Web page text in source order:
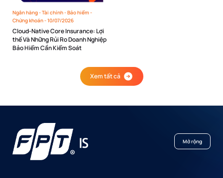
Ngân hàng - Tài chính - Bảo hiểm -
Chứng khoán -10/07/2026
Cloud-Native Core Insurance: Lợi
thế Và Những Rủi Ro Doanh Nghiệp
Bảo Hiểm Cần Kiểm Soát
Xem tất cả
Mở rộng